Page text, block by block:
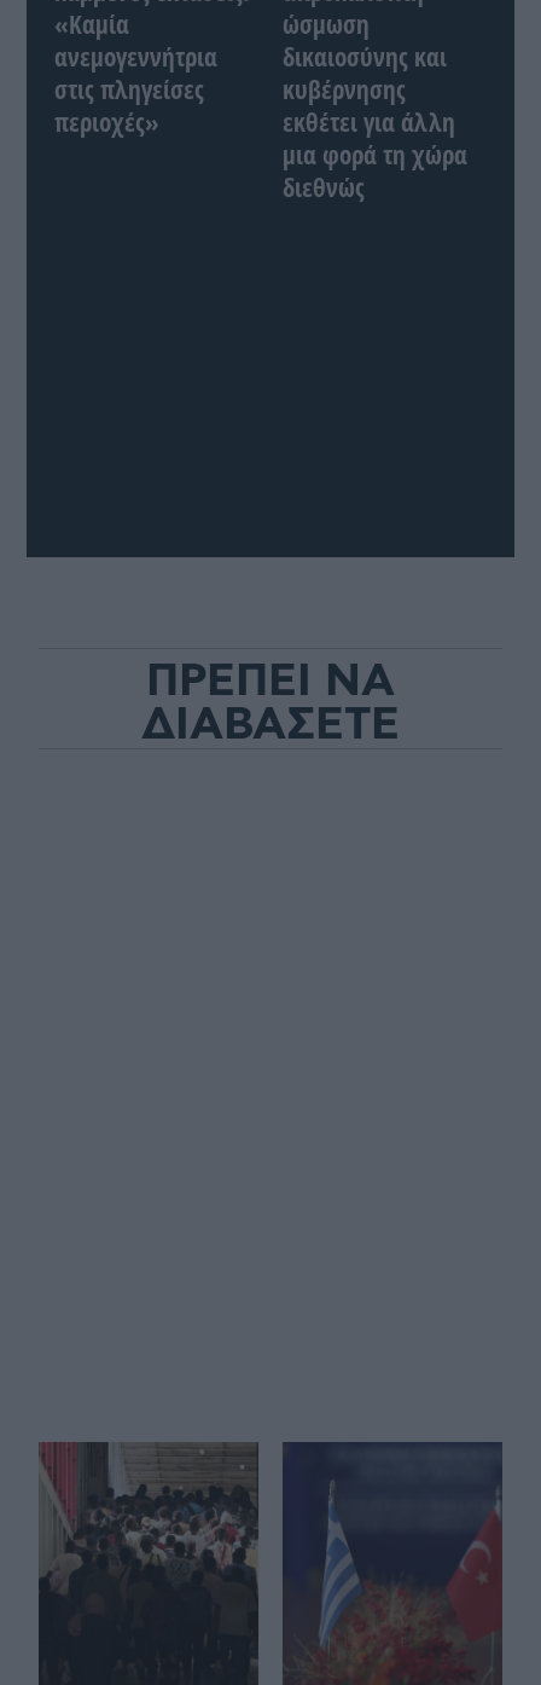
«Καμία
ανεμογεννήτρια
στις πληγείσες
περιοχές»
ώσμωση
δικαιοσύνης και
κυβέρνησης
εκθέτει για άλλη
μια φορά τη χώρα
διεθνώς
ΠΡΕΠΕΙ ΝΑ
ΔΙΑΒΑΣΕΤΕ